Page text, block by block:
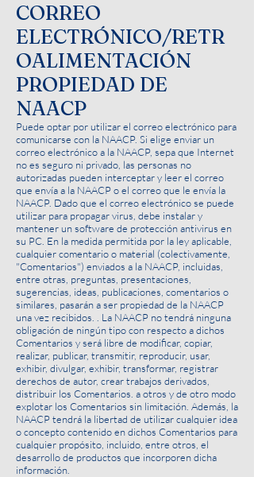
CORREO
ELECTRÓNICO/RETR
OALIMENTACIÓN
PROPIEDAD DE
NAACP
Puede optar por utilizar el correo electrónico para
comunicarse con la NAACP. Si elige enviar un
correo electrónico a la NAACP, sepa que Internet
no es seguro ni privado, las personas no
autorizadas pueden interceptar y leer el correo
que envía a la NAACP o el correo que le envía la
NAACP. Dado que el correo electrónico se puede
utilizar para propagar virus, debe instalar y
mantener un software de protección antivirus en
su PC. En la medida permitida por la ley aplicable,
cualquier comentario o material (colectivamente,
"Comentarios") enviados a la NAACP, incluidas,
entre otras, preguntas, presentaciones,
sugerencias, ideas, publicaciones, comentarios o
similares, pasarán a ser propiedad de la NAACP
una vez recibidos. . La NAACP no tendrá ninguna
obligación de ningún tipo con respecto a dichos
Comentarios y será libre de modificar, copiar,
realizar, publicar, transmitir, reproducir, usar,
exhibir, divulgar, exhibir, transformar, registrar
derechos de autor, crear trabajos derivados,
distribuir los Comentarios. a otros y de otro modo
explotar los Comentarios sin limitación. Además, la
NAACP tendrá la libertad de utilizar cualquier idea
o concepto contenido en dichos Comentarios para
cualquier propósito, incluido, entre otros, el
desarrollo de productos que incorporen dicha
información.